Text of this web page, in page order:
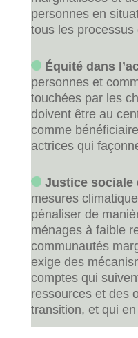
personnes en
tous les processus
Équité dans
personnes et
touchées par les
doivent être au
comme
actrices qui
Justice sociale
mesures
pénaliser de
ménages à faible
communautés
exige des
comptes qui
ressources et des
transition, et qui